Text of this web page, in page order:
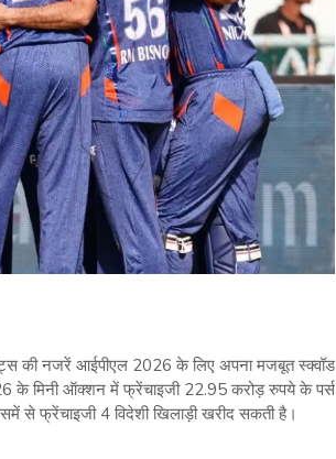
की नजरें आईपीएल 2026 के लिए अपना मजबूत स्क्वॉड
के मिनी ऑक्शन में फ्रेंचाइजी 22.95 करोड़ रुपये के पर्स
से फ्रेंचाइजी 4 विदेशी खिलाड़ी खरीद सकती है।